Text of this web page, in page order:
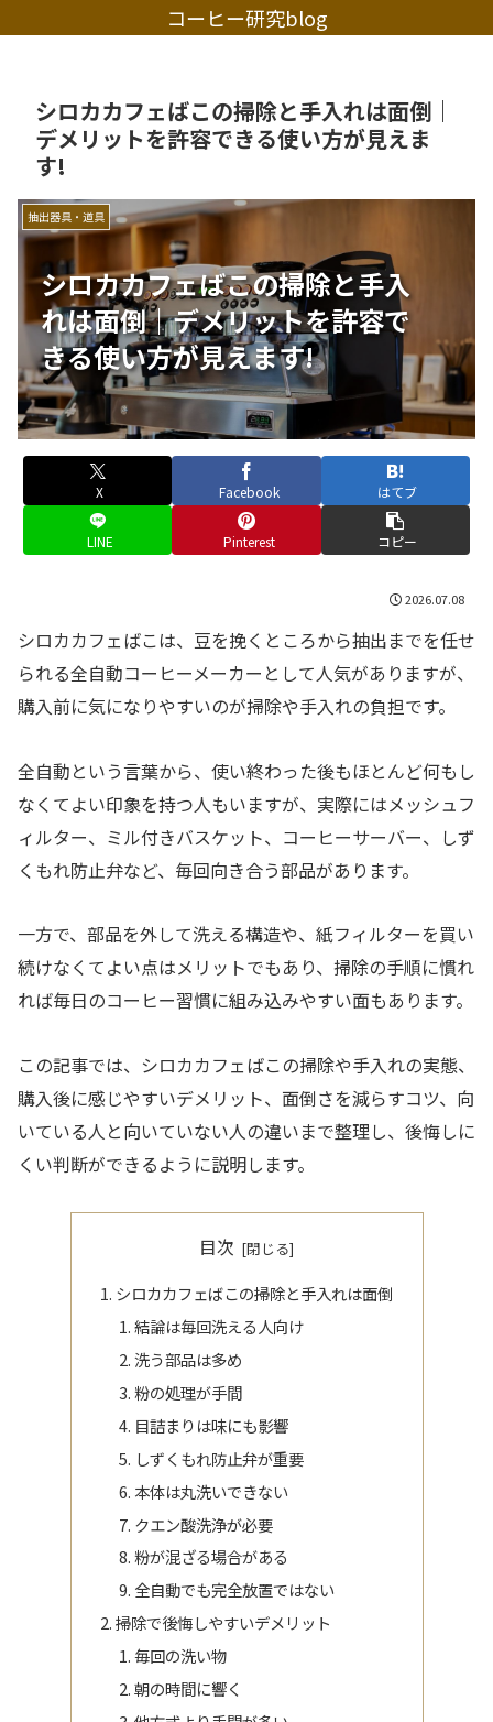
コーヒー研究blog
シロカカフェばこの掃除と手入れは面倒｜
デメリットを許容できる使い方が見えま
す!
シロカカフェばこの掃除と手入
れは面倒｜デメリットを許容で
きる使い方が見えます!
抽出器具・道具
X Facebook はてブ
LINE Pinterest コピー
2026.07.08
シロカカフェばこは、豆を挽くところから抽出までを任せ
られる全自動コーヒーメーカーとして人気がありますが、
購入前に気になりやすいのが掃除や手入れの負担です。
全自動という言葉から、使い終わった後もほとんど何もし
なくてよい印象を持つ人もいますが、実際にはメッシュフ
ィルター、ミル付きバスケット、コーヒーサーバー、しず
くもれ防止弁など、毎回向き合う部品があります。
一方で、部品を外して洗える構造や、紙フィルターを買い
続けなくてよい点はメリットでもあり、掃除の手順に慣れ
れば毎日のコーヒー習慣に組み込みやすい面もあります。
この記事では、シロカカフェばこの掃除や手入れの実態、
購入後に感じやすいデメリット、面倒さを減らすコツ、向
いている人と向いていない人の違いまで整理し、後悔しに
くい判断ができるように説明します。
目次
シロカカフェばこの掃除と手入れは面倒
結論は毎回洗える人向け
洗う部品は多め
粉の処理が手間
目詰まりは味にも影響
しずくもれ防止弁が重要
本体は丸洗いできない
クエン酸洗浄が必要
粉が混ざる場合がある
全自動でも完全放置ではない
掃除で後悔しやすいデメリット
毎回の洗い物
朝の時間に響く